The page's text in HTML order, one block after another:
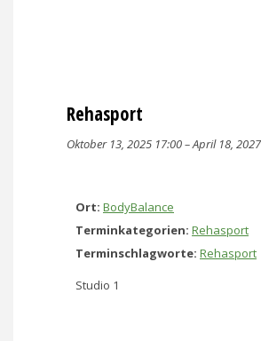
Rehasport
Oktober 13, 2025 17:00–April 18,
Ort: BodyBalance
Terminkategorien: Rehasport
Terminschlagworte: Rehasport
Studio 1